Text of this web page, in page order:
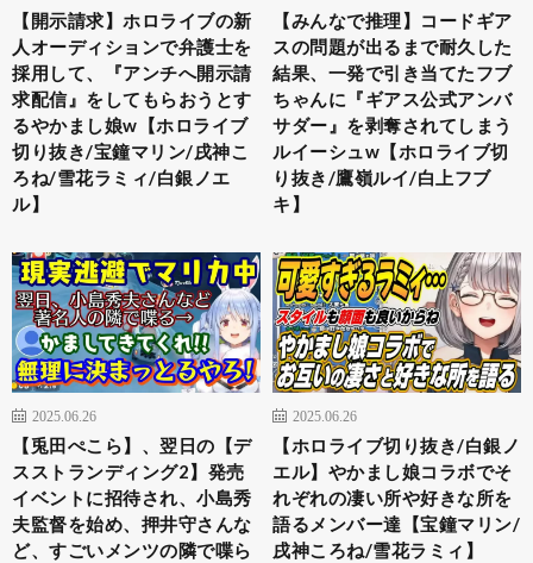
【開示請求】ホロライブの新
人オーディションで弁護士を
採用して、『アンチへ開示請
求配信』をしてもらおうとす
るやかまし娘w【ホロライブ
切り抜き/宝鐘マリン/戌神こ
ろね/雪花ラミィ/白銀ノエ
ル】
【みんなで推理】コードギア
スの問題が出るまで耐久した
結果、一発で引き当てたフブ
ちゃんに『ギアス公式アンバ
サダー』を剥奪されてしまう
ルイーシュw【ホロライブ切
り抜き/鷹嶺ルイ/白上フブ
キ】
2025.06.26
【兎田ぺこら】、翌日の【デ
スストランディング2】発売
イベントに招待され、小島秀
夫監督を始め、押井守さんな
ど、すごいメンツの隣で喋ら
2025.06.26
【ホロライブ切り抜き/白銀ノ
エル】やかまし娘コラボでそ
れぞれの凄い所や好きな所を
語るメンバー達【宝鐘マリン/
戌神ころね/雪花ラミィ】